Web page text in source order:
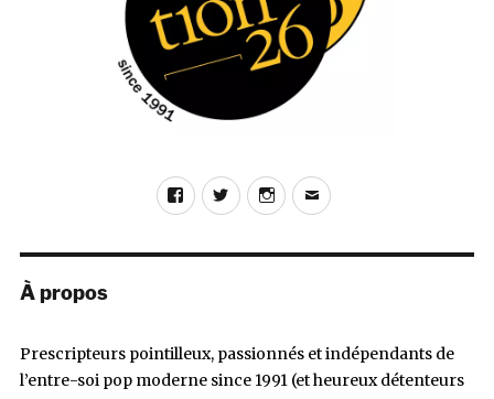
FacebookTwitterInstagram
E-
À propos
Prescripteurs pointilleux, passionnés et indépendants de
l’entre-soi pop moderne since 1991 (et heureux détenteurs